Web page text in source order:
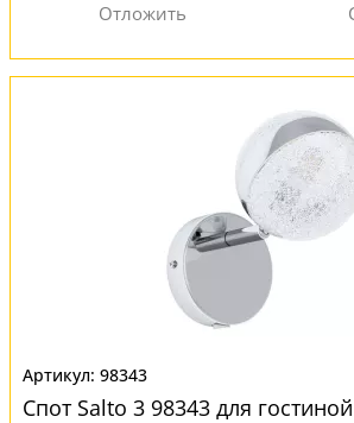
98343
Спот Salto 3 98343 для гостиной